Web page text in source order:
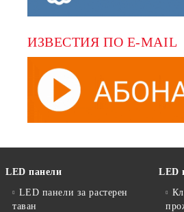
ИЗВЕСТИЯ ПО E-MAIL
LED панели
LED панели за растерен
таван
LED